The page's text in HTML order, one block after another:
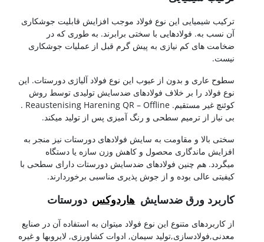
ترکیب شیمیایی این نوع فولاد موجب افزایش قابلیت جوشکاری
آن نسب به. فولادهایی با سختی برابرند. به طوری که در
ضخامت های کم نیازی به پیش گرم قبل از عملیات جوشکاری
نیست.
سطوح عاری و بدون از عیوب این نوع فولاد آلیاژی دورستات. این
نوع فولاد را بر خلاف فولادهای ضدسایش تولیدی توسط روش
کوئنچ غیر مستقیم. Reaustenising Harening QR – Offline .
بی نیاز از ترمیم سطحی و رنگ آمیزی پس از تولید میکند.
سختی بالا و مقاومت به سایش فولادهای دورستات نیز منجر به
افزایش ماندگاری محصول و کاهش وزن سازه یا دستگاه
میگردد. هم چنین فولادهای ضدسایش دورستات دارای سطحی با
کیفیتی عالی بوده و از جوش پذیری مناسبی برخوردارند.
کاربرد ورق ضدسایش هاردوکس دورستات
از کاربردهای متنوع این نوع فولاد میتوان به استفاده آن در صنایع
معدنی,فولادسازی,تولید سیمان, ادوات کشاورزی, لایروبها و غیره